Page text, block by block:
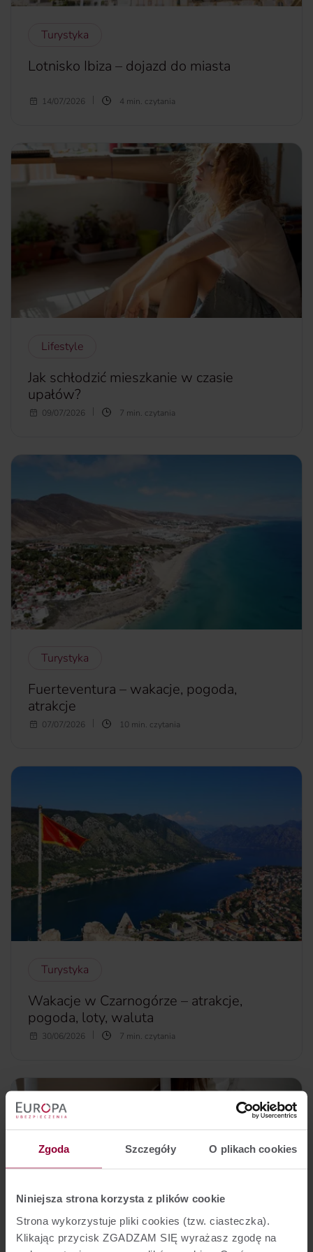
Zgoda Szczegóły O plikach cookies
Niniejsza strona korzysta z plików cookie
Strona wykorzystuje pliki cookies (tzw. ciasteczka).
Klikając przycisk ZGADZAM SIĘ wyrażasz zgodę na
Turystyka
Lotnisko Ibiza – dojazd do miasta
Lotnisko na Ibizie znajduje się zaledwie kilka kilometrów od
Ibizie do miasta, ile zajmuje podróż i z jakimi kosztami
musisz się liczyć.więcej...
14/07/2026 4 min. czytania
Lifestyle
Jak schłodzić mieszkanie w czasie
upałów?
Choć latem upały nikogo nie powinny dziwić, inaczej znosi
czasie upałów, by było choć trochę chłodniej? Co może
09/07/2026 7 min. czytania
Turystyka
Fuerteventura – wakacje, pogoda,
atrakcje
Wakacje na wyspie Fuerteventura to gwarancja pięknej
wodnych, a jeśli dodamy do tego cenę za pobyt, która jest
więcej...
07/07/2026 10 min. czytania
Turystyka
Wakacje w Czarnogórze – atrakcje,
pogoda, loty, waluta
W czerwcu 2026 roku Ursula von der Leyen,
krok dla obywateli tego bałkańskiego kraju, który może
zwiększyć jego atrakcyjność turystyczną. Co warto
zobaczyć w Czarnogórze?
30/06/2026 7 min. czytania